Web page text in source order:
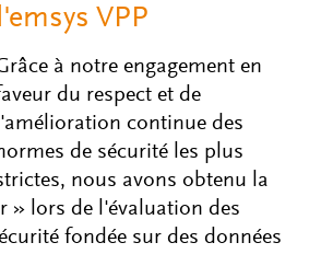
VPP
à notre engagement en
du respect et de
continue des
de sécurité les plus
nous avons obtenu la
» lors de l'évaluation des
fondée sur des données